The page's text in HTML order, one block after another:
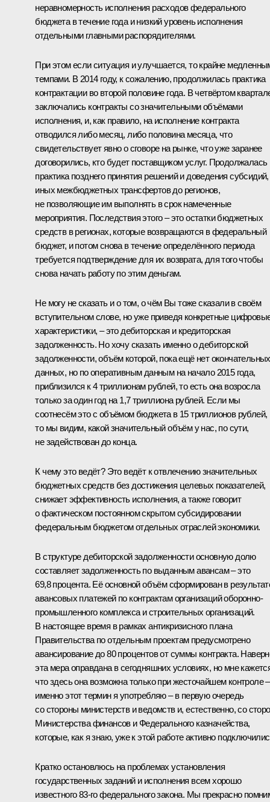
неравномерность исполнения расходов федерального
бюджета в течение года и низкий уровень исполнения
отдельными главными распорядителями.
При этом если ситуация и улучшается, то крайне
темпами. В 2014 году, к сожалению, продолжилась практика
контрактации во второй половине года. В четвёртом
заключались контракты со значительными объёмами
исполнения, и, как правило, на исполнение контракта
отводился либо месяц, либо половина месяца, что
свидетельствует явно о сговоре на рынке, что уже заранее
договорились, кто будет поставщиком услуг. Продолжалась
практика позднего принятия решений и доведения субсидий,
иных межбюджетных трансфертов до регионов,
не позволяющие им выполнять в срок намеченные
мероприятия. Последствия этого – это остатки бюджетных
средств в регионах, которые возвращаются в федеральный
бюджет, и потом снова в течение определённого периода
требуется подтверждение для их возврата, для того чтобы
снова начать работу по этим деньгам.
Не могу не сказать и о том, о чём Вы тоже сказали в своём
вступительном слове, но уже приведя конкретные
характеристики, – это дебиторская и кредиторская
задолженность. Но хочу сказать именно о дебиторской
задолженности, объём которой, пока ещё нет окончательных
данных, но по оперативным данным на начало 2015 года,
приблизился к 4 триллионам рублей, то есть она возросла
только за один год на 1,7 триллиона рублей. Если мы
соотнесём это с объёмом бюджета в 15 триллионов рублей,
то мы видим, какой значительный объём у нас, по сути,
не задействован до конца.
К чему это ведёт? Это ведёт к отвлечению значительных
бюджетных средств без достижения целевых показателей,
снижает эффективность исполнения, а также говорит
о фактическом постоянном скрытом субсидировании
федеральным бюджетом отдельных отраслей экономики.
В структуре дебиторской задолженности основную долю
составляет задолженность по выданным авансам – это
69,8 процента. Её основной объём сформирован в
авансовых платежей по контрактам организаций оборонно-
промышленного комплекса и строительных организаций.
В настоящее время в рамках антикризисного плана
Правительства по отдельным проектам предусмотрено
авансирование до 80 процентов от суммы контракта.
эта мера оправдана в сегодняшних условиях, но мне
что здесь она возможна только при жесточайшем контроле –
именно этот термин я употребляю – в первую очередь
со стороны министерств и ведомств и, естественно, со
Министерства финансов и Федерального казначейства,
которые, как я знаю, уже к этой работе активно
Кратко остановлюсь на проблемах установления
государственных заданий и исполнения всем хорошо
известного 83-го федерального закона. Мы прекрасно